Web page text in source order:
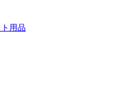
用品